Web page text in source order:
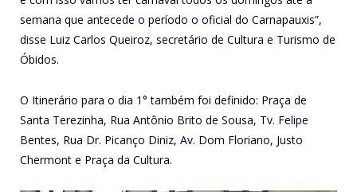
semana que antecede o período o oficial do Carnapauxis”,
disse Luiz Carlos Queiroz, secretário de Cultura e Turismo de
Óbidos.
O Itinerário para o dia 1° também foi definido: Praça de
Santa Terezinha, Rua Antônio Brito de Sousa, Tv. Felipe
Bentes, Rua Dr. Picanço Diniz, Av. Dom Floriano, Justo
Chermont e Praça da Cultura.